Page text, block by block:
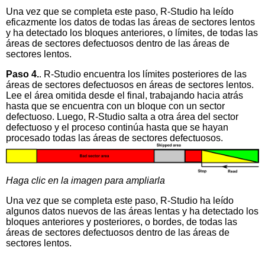
Una vez que se completa este paso, R-Studio ha leído
eficazmente los datos de todas las áreas de sectores lentos
y ha detectado los bloques anteriores, o límites, de todas las
áreas de sectores defectuosos dentro de las áreas de
sectores lentos.
Paso 4.. R-Studio encuentra los límites posteriores de las
áreas de sectores defectuosos en áreas de sectores lentos.
Lee el área omitida desde el final, trabajando hacia atrás
hasta que se encuentra con un bloque con un sector
defectuoso. Luego, R-Studio salta a otra área del sector
defectuoso y el proceso continúa hasta que se hayan
procesado todas las áreas de sectores defectuosos.
Haga clic en la imagen para ampliarla
Una vez que se completa este paso, R-Studio ha leído
algunos datos nuevos de las áreas lentas y ha detectado los
bloques anteriores y posteriores, o bordes, de todas las
áreas de sectores defectuosos dentro de las áreas de
sectores lentos.